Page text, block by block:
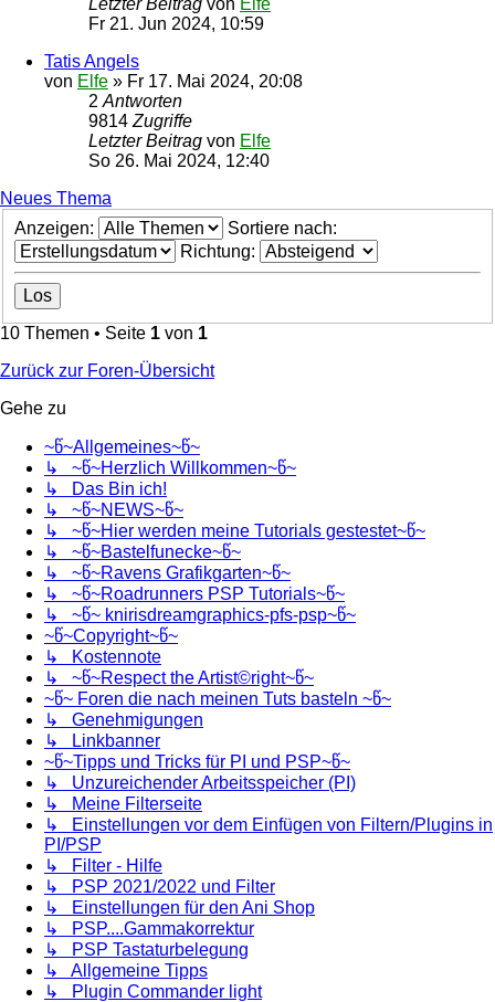
Letzter Beitrag von Elfe
Fr 21. Jun 2024, 10:59
Tatis Angels
von Elfe » Fr 17. Mai 2024, 20:08
2 Antworten
9814 Zugriffe
Letzter Beitrag von Elfe
So 26. Mai 2024, 12:40
Neues Thema
Anzeigen:
Sortiere nach:
Richtung:
10 Themen • Seite 1 von 1
Zurück zur Foren-Übersicht
Gehe zu
~წ~Allgemeines~წ~
↳ ~წ~Herzlich Willkommen~წ~
↳ Das Bin ich!
↳ ~წ~NEWS~წ~
↳ ~წ~Hier werden meine Tutorials gestestet~წ~
↳ ~წ~Bastelfunecke~წ~
↳ ~წ~Ravens Grafikgarten~წ~
↳ ~წ~Roadrunners PSP Tutorials~წ~
↳ ~წ~ knirisdreamgraphics-pfs-psp~წ~
~წ~Copyright~წ~
↳ Kostennote
↳ ~წ~Respect the Artist©right~წ~
~წ~ Foren die nach meinen Tuts basteln ~წ~
↳ Genehmigungen
↳ Linkbanner
~წ~Tipps und Tricks für PI und PSP~წ~
↳ Unzureichender Arbeitsspeicher (PI)
↳ Meine Filterseite
↳ Einstellungen vor dem Einfügen von Filtern/Plugins in
PI/PSP
↳ Filter - Hilfe
↳ PSP 2021/2022 und Filter
↳ Einstellungen für den Ani Shop
↳ PSP....Gammakorrektur
↳ PSP Tastaturbelegung
↳ Allgemeine Tipps
↳ Plugin Commander light